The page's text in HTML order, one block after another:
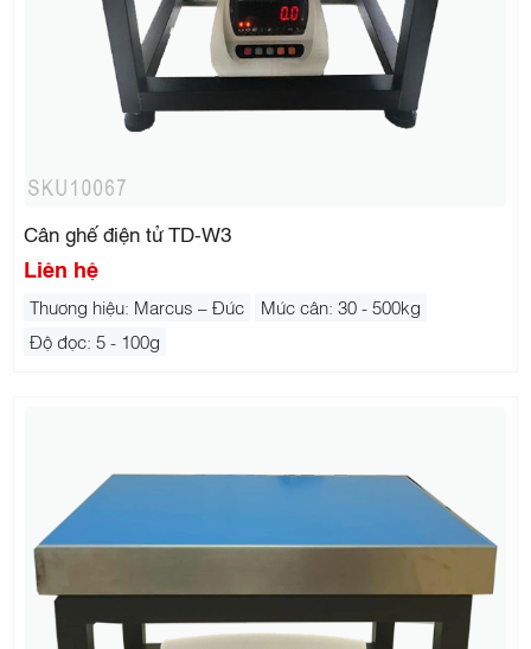
Cân ghế điện tử TD-W3
Liên hệ
Thương hiệu: Marcus – Đức
Mức cân: 30 - 500kg
Độ đọc: 5 - 100g